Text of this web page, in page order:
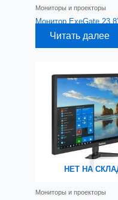
Мониторы и проекторы
Монитор ExeGate
Читать далее
НЕТ НА
Мониторы и проекторы